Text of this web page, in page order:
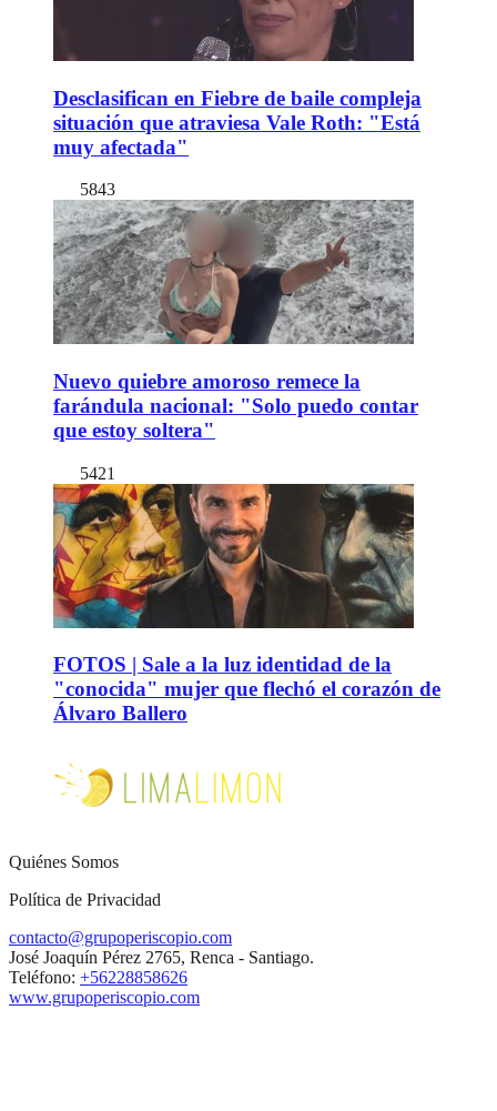
Desclasifican en Fiebre de baile compleja
situación que atraviesa Vale Roth: "Está
muy afectada"
5843
Nuevo quiebre amoroso remece la
farándula nacional: "Solo puedo contar
que estoy soltera"
5421
FOTOS | Sale a la luz identidad de la
"conocida" mujer que flechó el corazón de
Álvaro Ballero
Quiénes Somos
Política de Privacidad
contacto@grupoperiscopio.com
José Joaquín Pérez 2765, Renca - Santiago.
Teléfono: +56228858626
www.grupoperiscopio.com